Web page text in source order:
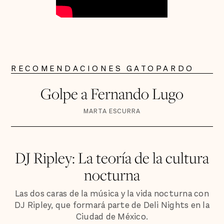
RECOMENDACIONES GATOPARDO
Golpe a Fernando Lugo
MARTA ESCURRA
DJ Ripley: La teoría de la cultura
nocturna
Las dos caras de la música y la vida nocturna con
DJ Ripley, que formará parte de Deli Nights en la
Ciudad de México.